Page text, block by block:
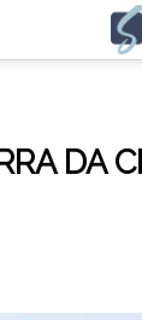
DA